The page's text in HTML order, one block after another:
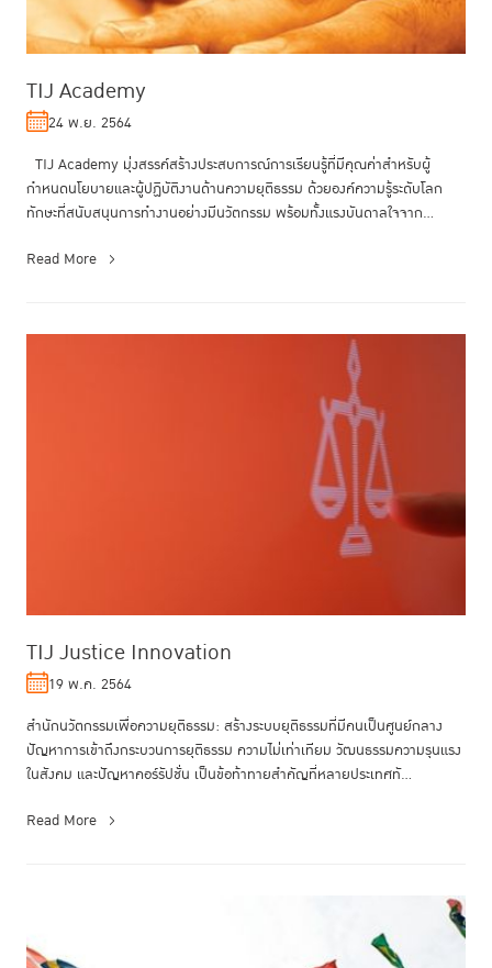
TIJ Academy
24 พ.ย. 2564
TIJ Academy มุ่งสรรค์สร้างประสบการณ์การเรียนรู้ที่มีคุณค่าสำหรับผู้
กำหนดนโยบายและผู้ปฏิบัติงานด้านความยุติธรรม ด้วยองค์ความรู้ระดับโลก
ทักษะที่สนับสนุนการทำงานอย่างมีนวัตกรรม พร้อมทั้งแรงบันดาลใจจาก...
Read More
TIJ Justice Innovation
19 พ.ค. 2564
สำนักนวัตกรรมเพื่อความยุติธรรม: สร้างระบบยุติธรรมที่มีคนเป็นศูนย์กลาง
ปัญหาการเข้าถึงกระบวนการยุติธรรม ความไม่เท่าเทียม วัฒนธรรมความรุนแรง
ในสังคม และปัญหาคอร์รัปชั่น เป็นข้อท้าทายสำคัญที่หลายประเทศทั...
Read More